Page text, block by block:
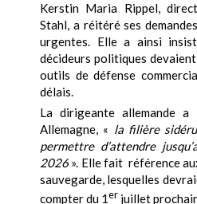
Kerstin Maria Rippel,
Stahl, a réitéré ses
urgentes. Elle a ainsi
décideurs politiques
outils de défense
délais.
La dirigeante allemande
Allemagne, « la filière
permettre d’attendre
2026 ». Elle fait référence
sauvegarde, lesquelles
compter du 1er juillet